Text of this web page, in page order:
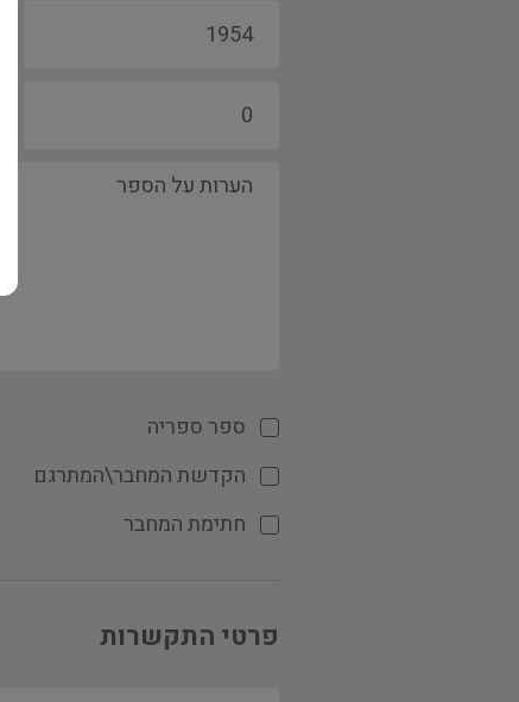
ספר ספריה
הקדשת המחבר\המתרגם
חתימת המחבר
פרטי התקשרות